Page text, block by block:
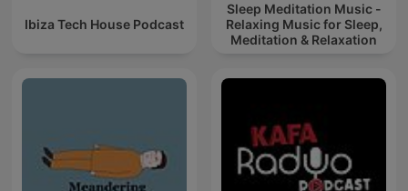
Ibiza Tech House Podcast
Sleep Meditation Music -
Relaxing Music for Sleep,
Meditation & Relaxation